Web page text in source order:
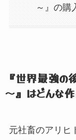
～』の購
『世界最強
～』 はどんな
元社畜のアリヒ